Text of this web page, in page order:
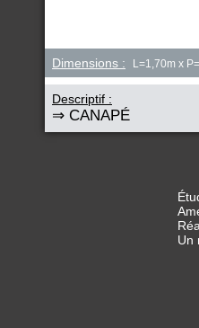
Dimensions : L=1,70m x
Descriptif :
⇒ CANAPÉ
Un